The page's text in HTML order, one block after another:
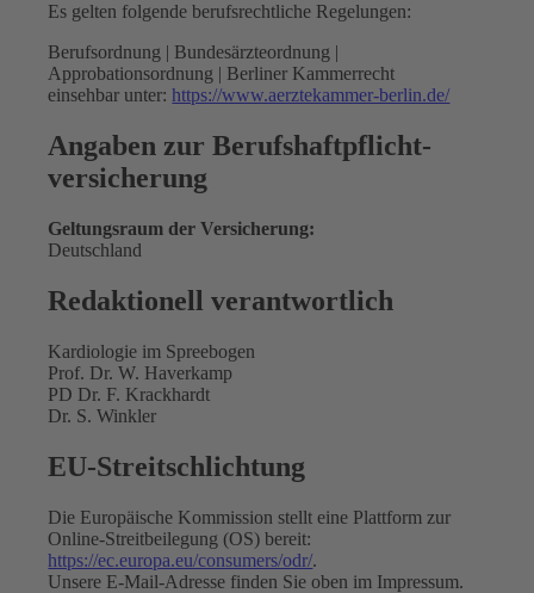
Es gelten folgende berufsrechtliche Regelungen:
Berufsordnung | Bundesärzteordnung |
Approbationsordnung | Berliner Kammerrecht
einsehbar unter:https://www.aerztekammer-berlin.de/
Angaben zur Berufs­haftpflicht­
versicherung
Geltungsraum der Versicherung:
Deutschland
Redaktionell verantwortlich
Kardiologie im Spreebogen
Prof. Dr. W. Haverkamp
PD Dr. F. Krackhardt
Dr. S. Winkler
EU-Streitschlichtung
Die Europäische Kommission stellt eine Plattform zur
Online-Streitbeilegung (OS) bereit:
https://ec.europa.eu/consumers/odr/.
Unsere E-Mail-Adresse finden Sie oben im Impressum.